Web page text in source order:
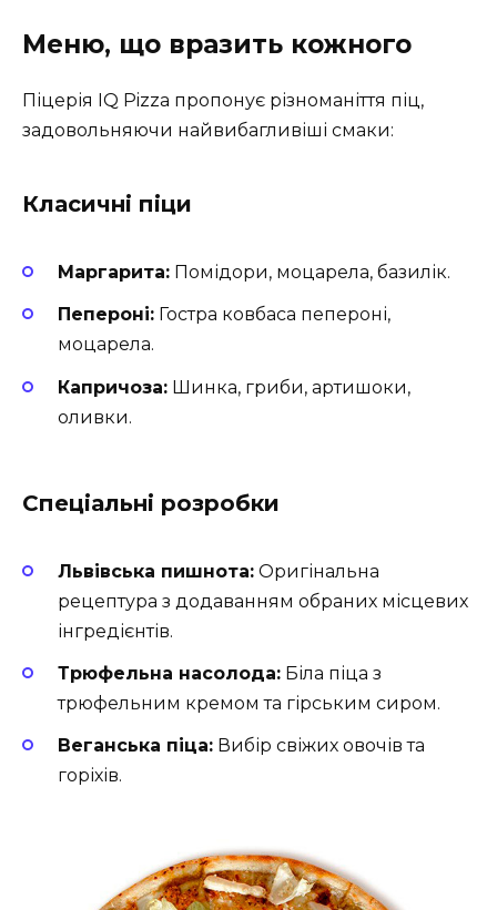
Меню, що вразить кожного
Піцерія IQ Pizza пропонує різноманіття піц,
задовольняючи найвибагливіші смаки:
Класичні піци
Маргарита: Помідори, моцарела, базилік.
Пепероні: Гостра ковбаса пепероні,
моцарела.
Капричоза: Шинка, гриби, артишоки,
оливки.
Спеціальні розробки
Львівська пишнота: Оригінальна
рецептура з додаванням обраних місцевих
інгредієнтів.
Трюфельна насолода: Біла піца з
трюфельним кремом та гірським сиром.
Веганська піца: Вибір свіжих овочів та
горіхів.